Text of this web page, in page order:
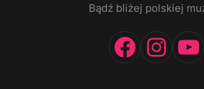
Bądź bliżej polskiej